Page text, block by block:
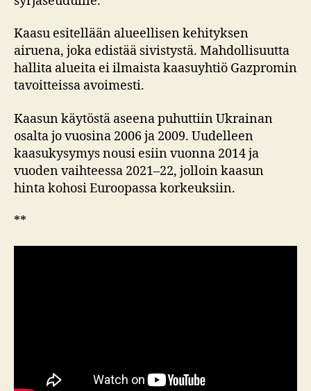
Kaasu esitellään alueellisen kehityksen
airuena, joka edistää sivistystä. Mahdollisuutta
hallita alueita ei ilmaista kaasuyhtiö Gazpromin
tavoitteissa avoimesti.
Kaasun käytöstä aseena puhuttiin Ukrainan
osalta jo vuosina 2006 ja 2009. Uudelleen
kaasukysymys nousi esiin vuonna 2014 ja
vuoden vaihteessa 2021–22, jolloin kaasun
hinta kohosi Euroopassa korkeuksiin.
**